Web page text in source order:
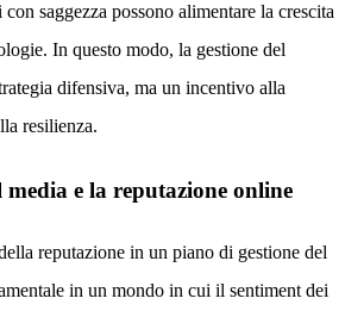
saggezza possono alimentare la crescita
In questo modo, la gestione del
difensiva, ma un incentivo alla
resilienza.
e la reputazione online
reputazione in un piano di gestione del
in un mondo in cui il sentiment dei